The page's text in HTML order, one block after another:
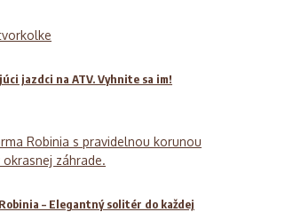
jazdci na ATV. Vyhnite sa im!
– Elegantný solitér do každej